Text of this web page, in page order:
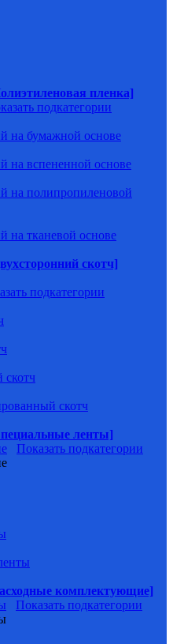
пленка]
подкатегории
на бумажной основе
на вспененной основе
на полипропиленовой
на тканевой основе
скотч]
подкатегории
скотч
скотч
ленты]
Показать подкатегории
комплектующие]
Показать подкатегории